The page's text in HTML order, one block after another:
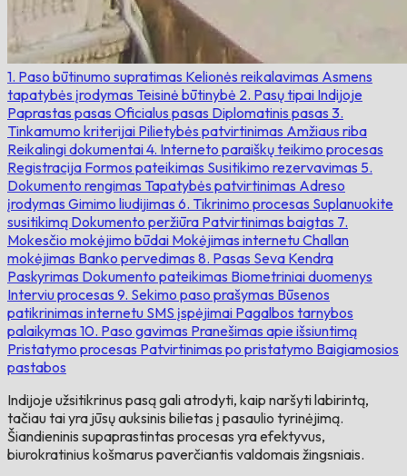
1. Paso būtinumo supratimas Kelionės reikalavimas Asmens
tapatybės įrodymas Teisinė būtinybė 2. Pasų tipai Indijoje
Paprastas pasas Oficialus pasas Diplomatinis pasas 3.
Tinkamumo kriterijai Pilietybės patvirtinimas Amžiaus riba
Reikalingi dokumentai4. Interneto paraiškų teikimo procesas
Registracija Formos pateikimas Susitikimo rezervavimas 5.
Dokumento rengimas Tapatybės patvirtinimas Adreso
įrodymas Gimimo liudijimas 6. Tikrinimo procesas Suplanuokite
susitikimą Dokumento peržiūra Patvirtinimas baigtas 7.
Mokesčio mokėjimo būdai Mokėjimas internetuChallan
mokėjimas Banko pervedimas 8. Pasas Seva Kendra
Paskyrimas Dokumento pateikimas Biometriniai duomenys
Interviu procesas 9. Sekimo paso prašymas Būsenos
patikrinimas internetu SMS įspėjimai Pagalbos tarnybos
palaikymas 10. Paso gavimas Pranešimas apie išsiuntimą
Pristatymo procesas Patvirtinimas po pristatymo Baigiamosios
pastabos
Indijoje užsitikrinus pasą gali atrodyti, kaip naršyti labirintą,
tačiau tai yra jūsų auksinis bilietas į pasaulio tyrinėjimą.
Šiandieninis supaprastintas procesas yra efektyvus,
biurokratinius košmarus paverčiantis valdomais žingsniais.